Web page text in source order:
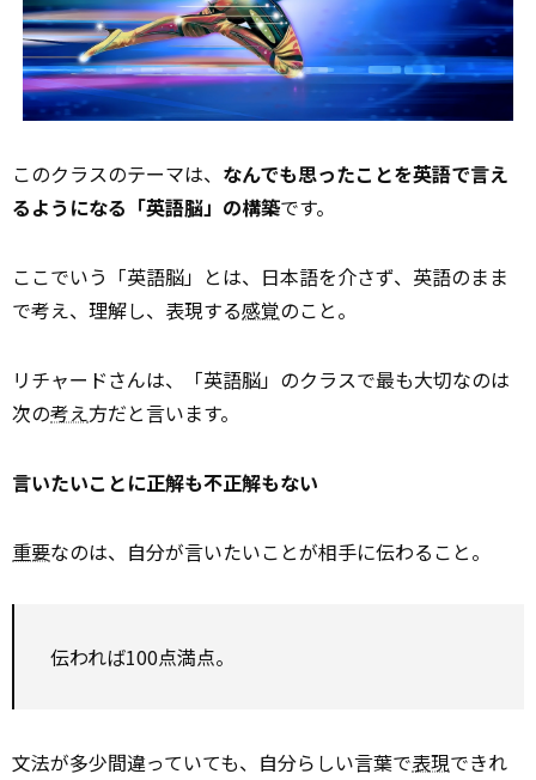
このクラスのテーマは、 なんでも思ったことを英語で言え
るようになる「英語脳」の構築です。
ここでいう「英語脳」とは、日本語を介さず、英語のまま
で考え、理解し、表現する感覚のこと。
リチャードさんは、「英語脳」のクラスで最も大切なのは
次の考え方だと言います。
言いたいことに正解も不正解もない
重要なのは、自分が言いたいことが相手に伝わること。
伝われば100点満点。
文法が多少間違っていても、自分らしい言葉で表現できれ